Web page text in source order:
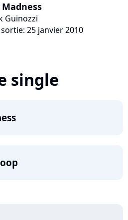
Guinozzi
25 janvier 2010
single